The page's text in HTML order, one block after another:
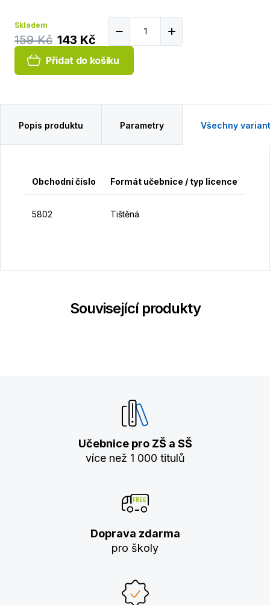
Skladem
159 Kč 143 Kč
Přidat do košíku
Popis produktu Parametry Všechny
Obchodní číslo Formát učebnice / typ licence
5802 Tištěná
Související produkty
Učebnice pro ZŠ a SŠ
více než 1 000 titulů
Doprava zdarma
pro školy